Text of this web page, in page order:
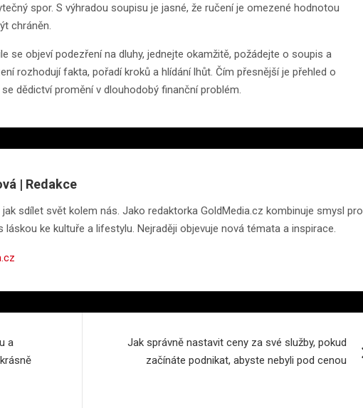
spor. S výhradou soupisu je jasné, že ručení je omezené hodnotou
chráněn.
se objeví podezření na dluhy, jednejte okamžitě, požádejte o soupis a
rozhodují fakta, pořadí kroků a hlídání lhůt. Čím přesnější je přehled o
dědictví promění v dlouhodobý finanční problém.
| Redakce
sdílet svět kolem nás. Jako redaktorka GoldMedia.cz kombinuje smysl pro
láskou ke kultuře a lifestylu. Nejraději objevuje nová témata a inspirace.
a
Jak správně nastavit ceny za své služby, pokud
začínáte podnikat, abyste nebyli pod cenou